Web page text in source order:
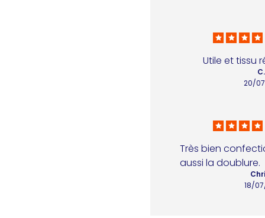
Utile et tissu
20/
Très bien
aussi la doublure.
18/